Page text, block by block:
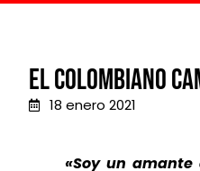
El colombiano
18 enero 2021
«Soy un